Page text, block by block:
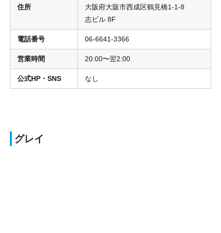
住所
大阪府大阪市西成区鶴見橋1-1-8
志ビル 8F
電話番号 06-6641-3366
営業時間 20:00〜翌2:00
公式HP・SNS なし
グレイ